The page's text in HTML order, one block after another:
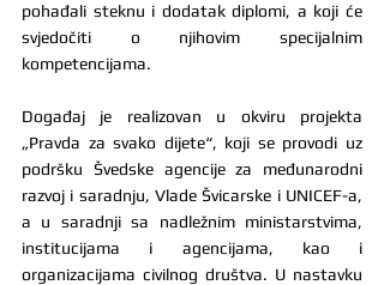
pohađali steknu i dodatak diplomi, a koji će
svjedočiti o njihovim specijalnim
kompetencijama.
Događaj je realizovan u okviru projekta
„Pravda za svako dijete“, koji se provodi uz
podršku Švedske agencije za međunarodni
razvoj i saradnju, Vlade Švicarske i UNICEF-a,
a u saradnji sa nadležnim ministarstvima,
institucijama i agencijama, kao i
organizacijama civilnog društva. U nastavku